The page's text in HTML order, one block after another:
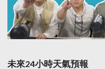
未來24小時天氣預報